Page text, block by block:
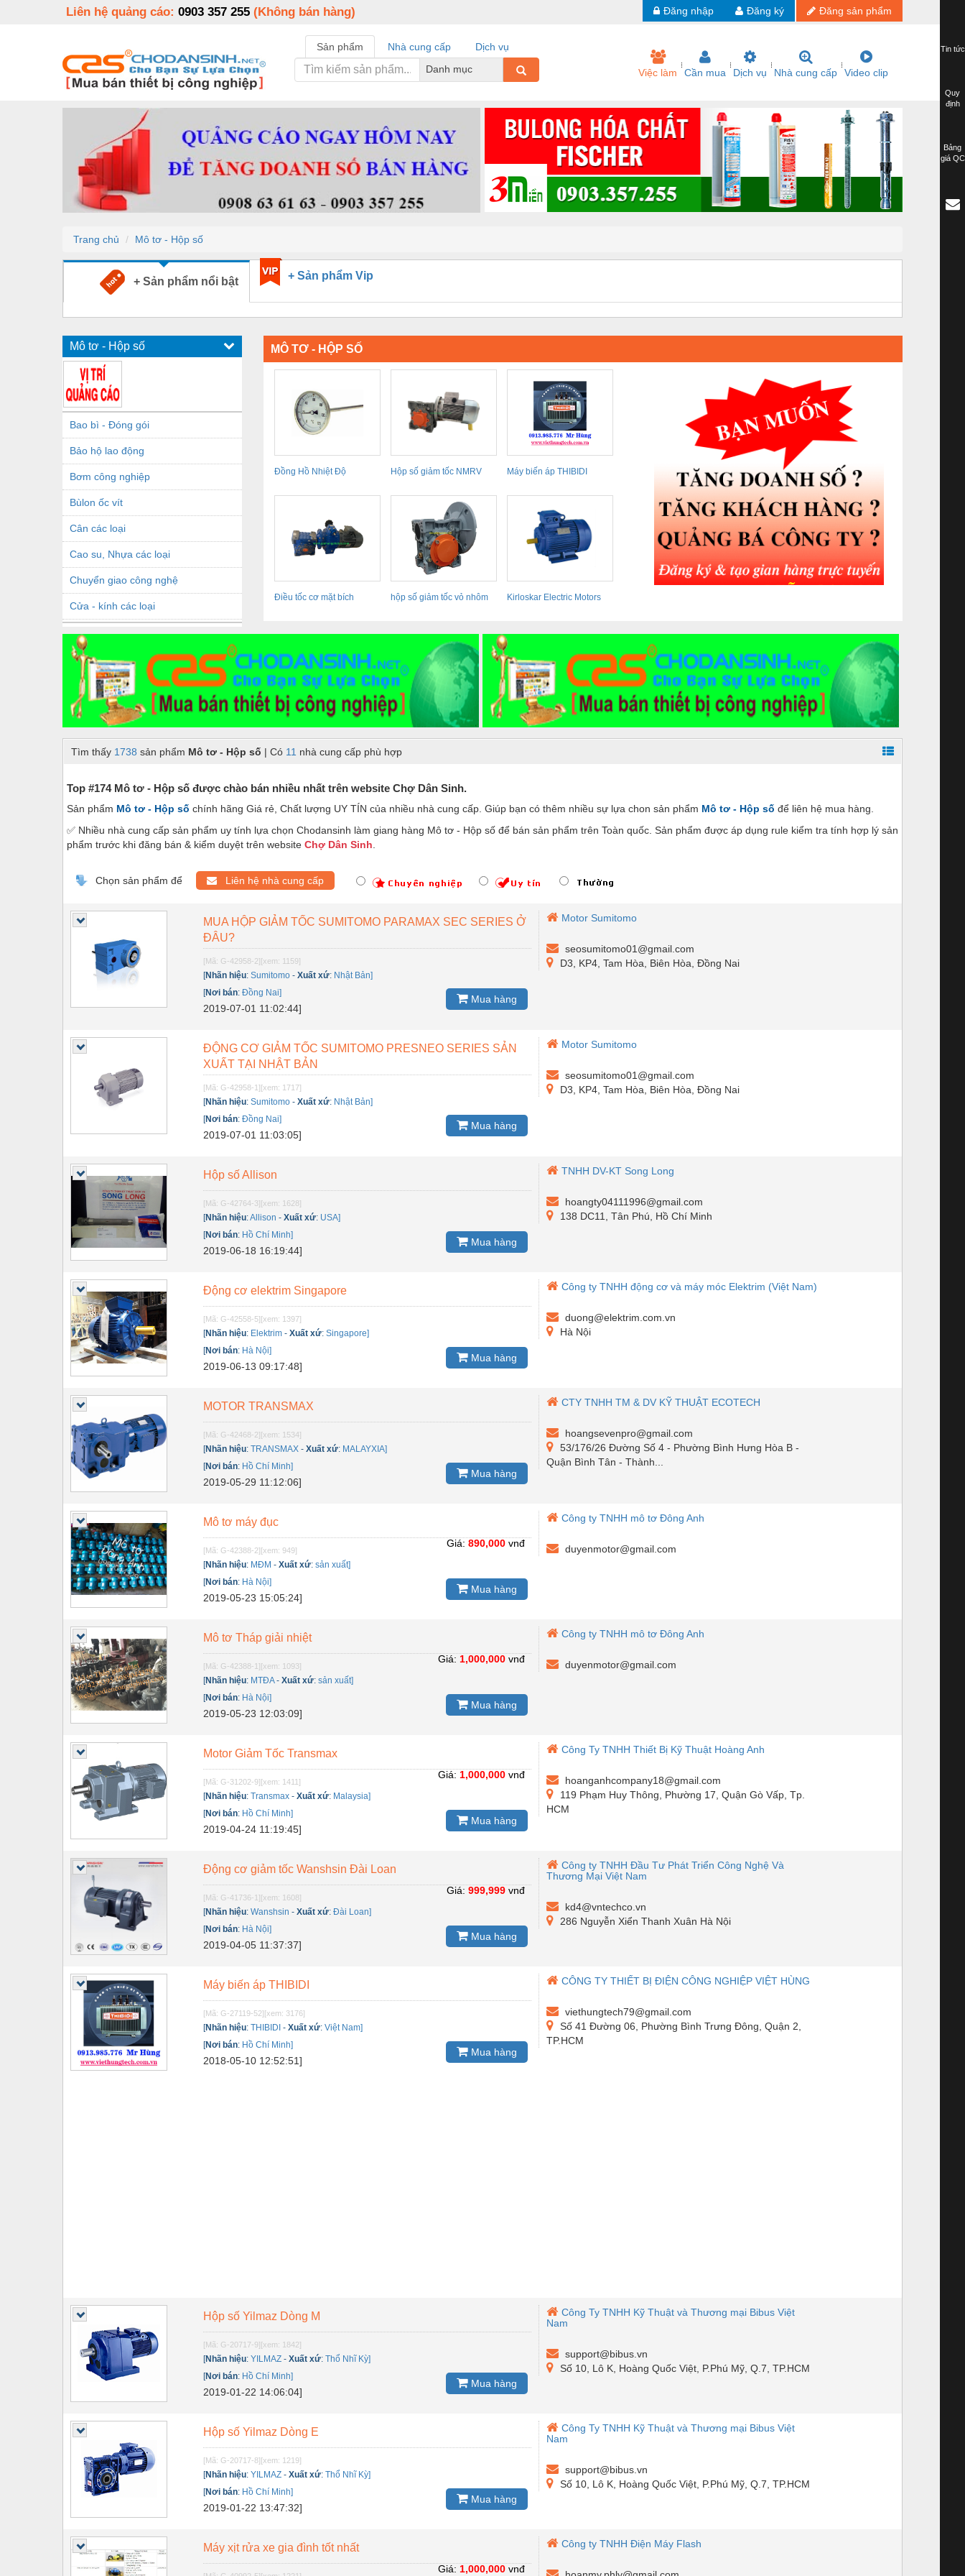
Liên hệ quảng cáo: 0903 357 255 (Không bán hàng) Đăng sản phẩm
Đăng ký
Đăng nhập
Sản phẩm Nhà cung cấp
Dịch vụ
Danh mục
Việc làm Cần mua Dịch vụ Nhà cung cấp Video clip
Trang chủ Mô tơ - Hộp số
+ Sản phẩm nổi bật + Sản phẩm Vip
Mô tơ - Hộp số
Bao bì - Đóng gói
Bảo hộ lao động
Bơm công nghiệp
Bùlon ốc vít
Cân các loại
Cao su, Nhựa các loại
Chuyển giao công nghệ
Cửa - kính các loại
Dầu khí - Thiết bị
Dây chuyền sản xuất
Dệt may - Thiết bị
Dầu mỡ công nghiệp
Điện công nghiệp
Điện gia dụng
Điện Lạnh
Đóng tàu Thiết bị
Dụng cụ cầm tay
Dụng cụ cắt gọt
Dụng cụ điện
Dụng cụ đo
Hóa chất-Trang thiết bị
Kệ công nghiệp
Khí nén - Thiết bị
Máy công cụ - Phụ tùng
Mỏ - Trang thiết bị
Mô tơ - Hộp số
Nâng hạ - Trang thiết bị
Nội - Ngoại thất - văn phòng
Nồi hơi - Trang thiết bị
Nông nghiệp - Thiết bị
Phốt cơ khí
Sắt, thép, inox các loại
Thí nghiệm-Trang thiết bị
Thiết bị chống sét
Thiết bị an ninh
Thiết bị công nghiệp
Thiết bị công trình
Thiết bị giáo dục
Thiết bị khác
Thiết bị làm sạch
Thiết bị nhà bếp
Thiết bị nhiệt
Thiêt bị PCCC
Thiết bị truyền động
Thiết bị viễn thông
Thủy lực-Thiết bị
Thủy sản - Trang thiết bị
Tự động hoá
Van - Co các loại
Vật liệu mài mòn
Vật liệu xây dựng
Vòng bi - Bạc đạn
MÔ TƠ - HỘP SỐ
Đồng Hồ Nhiệt Độ Hộp số giảm tốc NMRV Máy biến áp THIBIDI
Điều tốc cơ mặt bích
hộp số giảm tốc vỏ nhôm
Kirloskar Electric Motors
Tìm thấy 1738 sản phẩm Mô tơ - Hộp số | Có 11 nhà cung cấp phù hợp
Top #174 Mô tơ - Hộp số được chào bán nhiều nhất trên website Chợ Dân Sinh.
Sản phẩm Mô tơ - Hộp số chính hãng Giá rẻ, Chất lượng UY TÍN của nhiều nhà cung cấp. Giúp bạn có thêm nhiều sự lựa chon sản phẩm Mô tơ - Hộp số để liên hệ mua hàng.
✅ Nhiều nhà cung cấp sản phẩm uy tính lựa chọn Chodansinh làm giang hàng Mô tơ - Hộp số để bán sản phẩm trên Toàn quốc. Sản phẩm được áp dụng rule kiểm tra tính hợp lý sản
phẩm trước khi đăng bán & kiểm duyệt trên website Chợ Dân Sinh
Chọn sản phẩm để Liên hệ nhà cung cấp
MUA HỘP GIẢM TỐC SUMITOMO PARAMAX SEC SERIES Ở
ĐÂU?
[Mã: G-42958-2][xem: 1159]
[Nhãn hiệu:Sumitomo -Xuất xứ: Nhật Bản]
[Nơi bán:Đồng Nai]
2019-07-01 11:02:44]
Mua hàng
Motor Sumitomo
seosumitomo01@gmail.com
D3, KP4, Tam Hòa, Biên Hòa, Đồng Nai
ĐỘNG CƠ GIẢM TỐC SUMITOMO PRESNEO SERIES SẢN
XUẤT TẠI NHẬT BẢN
[Mã: G-42958-1][xem: 1717]
[Nhãn hiệu:Sumitomo -Xuất xứ: Nhật Bản]
[Nơi bán:Đồng Nai]
2019-07-01 11:03:05]
Mua hàng
Motor Sumitomo
seosumitomo01@gmail.com
D3, KP4, Tam Hòa, Biên Hòa, Đồng Nai
Hộp số Allison
[Mã: G-42764-3][xem: 1628]
[Nhãn hiệu:Allison -Xuất xứ: USA]
[Nơi bán: Hồ Chí Minh]
2019-06-18 16:19:44]
Mua hàng
TNHH DV-KT Song Long
hoangty04111996@gmail.com
138 DC11, Tân Phú, Hồ Chí Minh
Động cơ elektrim Singapore
[Mã: G-42558-5][xem: 1397]
[Nhãn hiệu: Elektrim -Xuất xứ:Singapore]
[Nơi bán: Hà Nội]
2019-06-13 09:17:48]
Mua hàng
Công ty TNHH động cơ và máy móc Elektrim (Việt Nam)
duong@elektrim.com.vn
Hà Nội
MOTOR TRANSMAX
[Mã: G-42468-2][xem: 1534]
[Nhãn hiệu:TRANSMAX -Xuất xứ: MALAYXIA]
[Nơi bán: Hồ Chí Minh]
2019-05-29 11:12:06]
Mua hàng
CTY TNHH TM & DV KỸ THUẬT ECOTECH
hoangsevenpro@gmail.com
53/176/26 Đường Số 4 - Phường Bình Hưng Hòa B -
Quận Bình Tân - Thành...
Mô tơ máy đục
[Mã: G-42388-2][xem: 949]
[Nhãn hiệu: MĐM -Xuất xứ:sản xuất]
[Nơi bán: Hà Nội]
2019-05-23 15:05:24]
Giá: 890,000vnđ
Mua hàng
Công ty TNHH mô tơ Đông Anh
duyenmotor@gmail.com
Mô tơ Tháp giải nhiệt
[Mã: G-42388-1][xem: 1093]
[Nhãn hiệu: MTĐA-Xuất xứ:sản xuất]
[Nơi bán: Hà Nội]
2019-05-23 12:03:09]
Giá: 1,000,000vnđ
Mua hàng
Công ty TNHH mô tơ Đông Anh
duyenmotor@gmail.com
Motor Giảm Tốc Transmax
[Mã: G-31202-9][xem: 1411]
[Nhãn hiệu:Transmax -Xuất xứ: Malaysia]
[Nơi bán: Hồ Chí Minh]
2019-04-24 11:19:45]
Giá: 1,000,000vnđ
Mua hàng
Công Ty TNHH Thiết Bị Kỹ Thuật Hoàng Anh
hoanganhcompany18@gmail.com
119 Phạm Huy Thông, Phường 17, Quận Gò Vấp, Tp.
HCM
Động cơ giảm tốc Wanshsin Đài Loan
[Mã: G-41736-1][xem: 1608]
[Nhãn hiệu:Wanshsin -Xuất xứ:Đài Loan]
[Nơi bán: Hà Nội]
2019-04-05 11:37:37]
Giá: 999,999vnđ
Mua hàng
Công ty TNHH Đầu Tư Phát Triển Công Nghệ Và
Thương Mại Việt Nam
kd4@vntechco.vn
286 Nguyễn Xiển Thanh Xuân Hà Nội
Máy biến áp THIBIDI
[Mã: G-27119-52][xem: 3176]
[Nhãn hiệu:THIBIDI -Xuất xứ:Việt Nam]
[Nơi bán: Hồ Chí Minh]
2018-05-10 12:52:51]
Mua hàng
CÔNG TY THIẾT BỊ ĐIỆN CÔNG NGHIỆP VIỆT HÙNG
viethungtech79@gmail.com
Số 41 Đường 06, Phường Bình Trưng Đông, Quận 2,
TP.HCM
Hộp số Yilmaz Dòng M
[Mã: G-20717-9][xem: 1842]
[Nhãn hiệu:YILMAZ -Xuất xứ:Thổ Nhĩ Kỳ]
[Nơi bán: Hồ Chí Minh]
2019-01-22 14:06:04]
Mua hàng
Công Ty TNHH Kỹ Thuật và Thương mại Bibus Việt
Nam
support@bibus.vn
Số 10, Lô K, Hoàng Quốc Việt, P.Phú Mỹ, Q.7, TP.HCM
Hộp số Yilmaz Dòng E
[Mã: G-20717-8][xem: 1219]
[Nhãn hiệu:YILMAZ -Xuất xứ:Thổ Nhĩ Kỳ]
[Nơi bán: Hồ Chí Minh]
2019-01-22 13:47:32]
Mua hàng
Công Ty TNHH Kỹ Thuật và Thương mại Bibus Việt
Nam
support@bibus.vn
Số 10, Lô K, Hoàng Quốc Việt, P.Phú Mỹ, Q.7, TP.HCM
Máy xịt rửa xe gia đình tốt nhất
Giá: 1,000,000vnđ
Công ty TNHH Điện Máy Flash
Tin tức
Quy
định
Bảng
giá QC